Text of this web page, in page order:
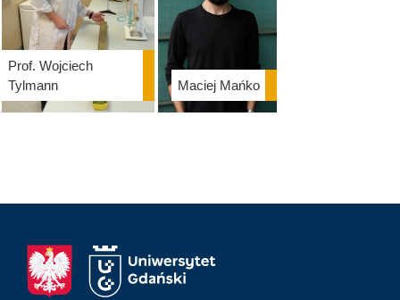
Prof. Wojciech
Tylmann
Maciej Mańko